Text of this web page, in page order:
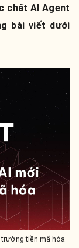
chất AI Agent
bài viết dưới
tiền mã hóa